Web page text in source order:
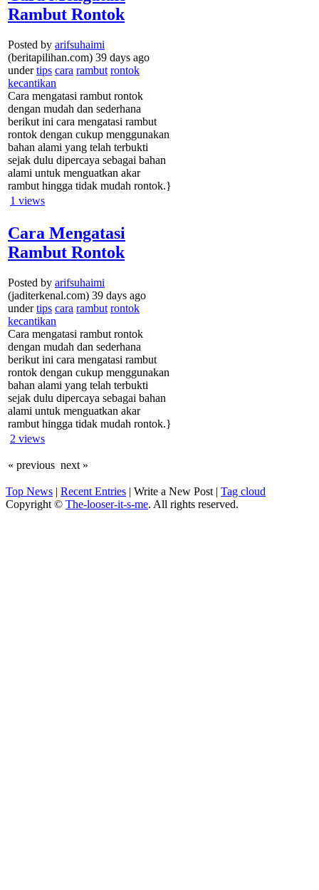
Rambut Rontok
Posted by arifsuhaimi
(beritapilihan.com) 39 days ago
undertips cara rambut rontok
kecantikan
Cara mengatasi rambut rontok
dengan mudah dan sederhana
berikut ini cara mengatasi rambut
rontok dengan cukup menggunakan
bahan alami yang telah terbukti
sejak dulu dipercaya sebagai bahan
alami untuk menguatkan akar
rambut hingga tidak mudah rontok.}
1 views
Cara Mengatasi
Rambut Rontok
Posted by arifsuhaimi
(jaditerkenal.com) 39 days ago
undertips cara rambut rontok
kecantikan
Cara mengatasi rambut rontok
dengan mudah dan sederhana
berikut ini cara mengatasi rambut
rontok dengan cukup menggunakan
bahan alami yang telah terbukti
sejak dulu dipercaya sebagai bahan
alami untuk menguatkan akar
rambut hingga tidak mudah rontok.}
2 views
« previous next »
Top News | Recent Entries | Write a New Post | Tag cloud
Copyright © The-looser-it-s-me. All rights reserved.